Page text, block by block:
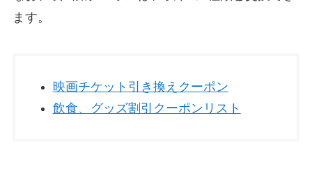
ます。
映画チケット引き換えクーポン
飲食、グッズ割引クーポンリスト